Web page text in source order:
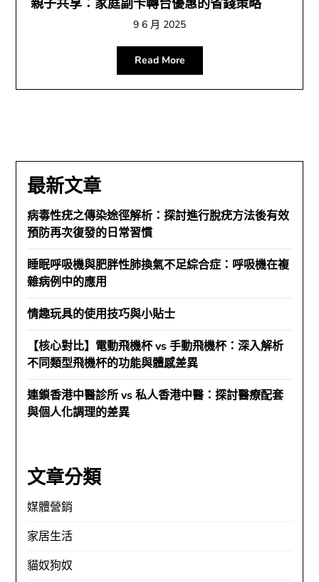
親子共享：家庭副卡轉台優惠的省錢策略
9 6 月 2025
Read More
最新文章
病毒性疣之傳染途徑解析：探討進行脫疣方法後有效
預防再次復發的日常習慣
睡眠呼吸機與肥胖性肺換氣不足綜合症：呼吸機在複
雜病例中的應用
情趣玩具的使用技巧與小貼士
【核心對比】電動飛機杯 vs 手動飛機杯：深入解析
不同類型飛機杯的功能與體感差異
連鎖香港中醫診所 vs 私人香港中醫：探討醫療配套
與個人化調理的差異
文章分類
媒體營銷
家居生活
貓奴狗奴